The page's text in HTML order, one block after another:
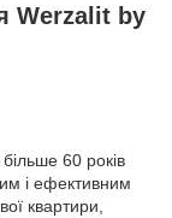
Werzalit by
60 років
і ефективним
квартири,